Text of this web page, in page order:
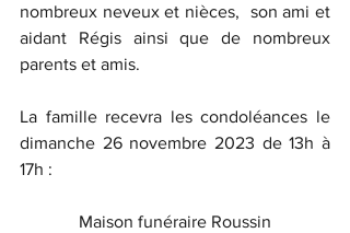
nombreux neveux et nièces,  son ami et
aidant Régis ainsi que de nombreux
parents et amis.
La famille recevra les condoléances le
dimanche 26 novembre 2023 de 13h à
17h :
Maison funéraire Roussin